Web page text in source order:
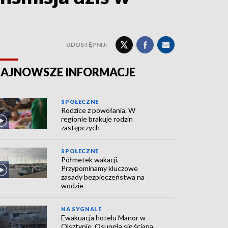
UDOSTĘPNIJ:
INFORMACJE
SPOŁECZNE
Rodzice z powołania. W
regionie brakuje rodzin
zastępczych
SPOŁECZNE
Półmetek wakacji.
Przypominamy kluczowe
zasady bezpieczeństwa na
wodzie
NA SYGNALE
Ewakuacja hotelu Manor w
Olsztynie. Osunęła się ściana